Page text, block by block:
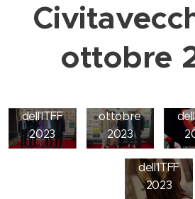
ottobre
dell'ITFF
2023
Il film
ottobre
2023
Jenny De
Nucci
Madrina
dell'ITFF
2023